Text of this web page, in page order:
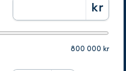
kr
800 000 kr